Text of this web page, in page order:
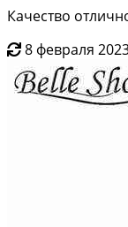
Качество
8 февраля